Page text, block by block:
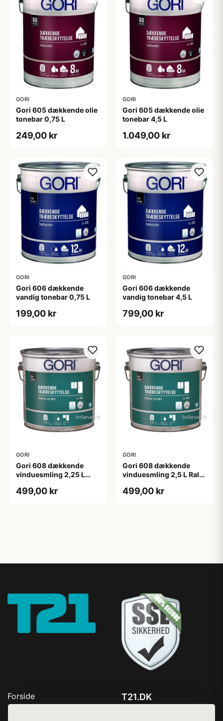
GORI
Gori 605 dækkende olie
tonebar 0,75 L
249,00 kr
GORI
Gori 605 dækkende olie
tonebar 4,5 L
1.049,00 kr
GORI
Gori 606 dækkende
vandig tonebar 0,75 L
199,00 kr
GORI
Gori 606 dækkende
vandig tonebar 4,5 L
799,00 kr
GORI
Gori 608 dækkende
vinduesmling 2,25 L
499,00 kr
GORI
Gori 608 dækkende
vinduesmling 2,5 L Ral
499,00 kr
Forside
Produkter
T21.DK